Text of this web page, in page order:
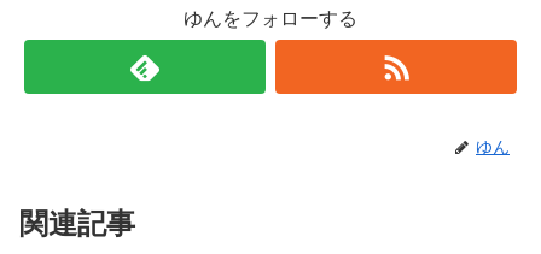
ゆんをフォローする
ゆん
関連記事